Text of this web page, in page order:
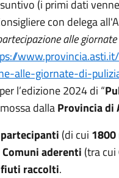
(i primi dati
con delega
alle
alle-giornate-di-
l’edizione 2024 di “
dallaProvincia di
(di cui
Comuni aderenti (tra cui
raccolti.